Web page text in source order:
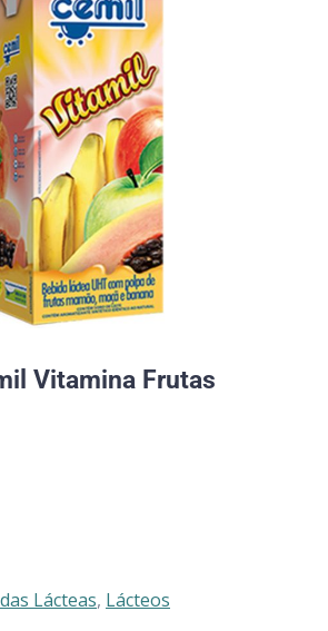
Vitamina Frutas
Lácteas, Lácteos